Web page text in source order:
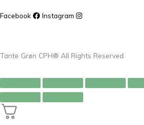
Facebook Instagram
Tante Grøn CPH® All Rights Reserved